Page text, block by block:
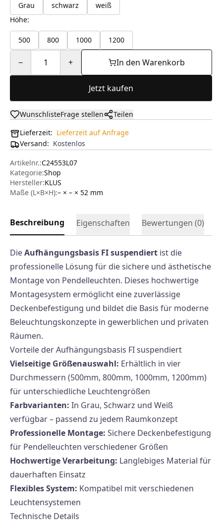
Grau schwarz
weiß
Höhe:
500 800 1000 1200
− 1 + In den Warenkorb
Jetzt kaufen
WunschlisteFrage stellen
Teilen
Lieferzeit: Lieferzeit auf Anfrage
Versand: Kostenlos
Artikelnr.:C24553L07
Kategorie:Shop
Hersteller:KLUS
Maße (L×B×H):– × – × 52 mm
Beschreibung Eigenschaften Bewertungen (0)
DieAufhängungsbasis FI suspendiert ist die
professionelle Lösung für die sichere und ästhetische
Montage von Pendelleuchten. Dieses hochwertige
Montagesystem ermöglicht eine zuverlässige
Deckenbefestigung und bildet die Basis für moderne
Beleuchtungskonzepte in gewerblichen und privaten
Räumen.
Vorteile der Aufhängungsbasis FI suspendiert
Vielseitige Größenauswahl: Erhältlich in vier
Durchmessern (500mm, 800mm, 1000mm, 1200mm)
für unterschiedliche Leuchtengrößen
Farbvarianten: In Grau, Schwarz und Weiß
verfügbar – passend zu jedem Raumkonzept
Professionelle Montage: Sichere Deckenbefestigung
für Pendelleuchten verschiedener Größen
Hochwertige Verarbeitung: Langlebiges Material für
dauerhaften Einsatz
Flexibles System: Kompatibel mit verschiedenen
Leuchtensystemen
Technische Details